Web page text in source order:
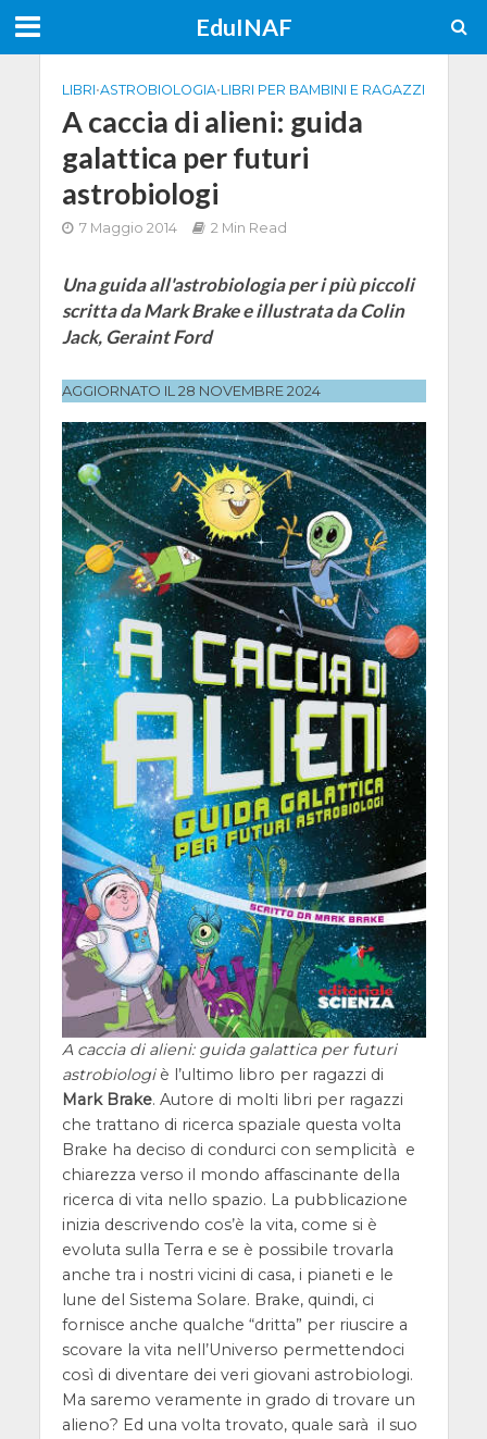
EduINAF
LIBRI•ASTROBIOLOGIA•LIBRI PER BAMBINI E RAGAZZI
A caccia di alieni: guida
galattica per futuri
astrobiologi
7 Maggio 2014 2 Min Read
Una guida all'astrobiologia per i più piccoli
scritta da Mark Brake e illustrata da Colin
Jack, Geraint Ford
AGGIORNATO IL 28 NOVEMBRE 2024
A caccia di alieni: guida galattica per futuri
astrobiologiè l’ultimo libro per ragazzi di
Mark Brake. Autore di molti libri per ragazzi
che trattano di ricerca spaziale questa volta
Brake ha deciso di condurci con semplicità e
chiarezza verso il mondo affascinante della
ricerca di vita nello spazio. La pubblicazione
inizia descrivendo cos’è la vita, come si è
evoluta sulla Terra e se è possibile trovarla
anche tra i nostri vicini di casa, i pianeti e le
lune del Sistema Solare. Brake, quindi, ci
fornisce anche qualche “dritta” per riuscire a
scovare la vita nell’Universo permettendoci
così di diventare dei veri giovani astrobiologi.
Ma saremo veramente in grado di trovare un
alieno? Ed una volta trovato, quale sarà il suo